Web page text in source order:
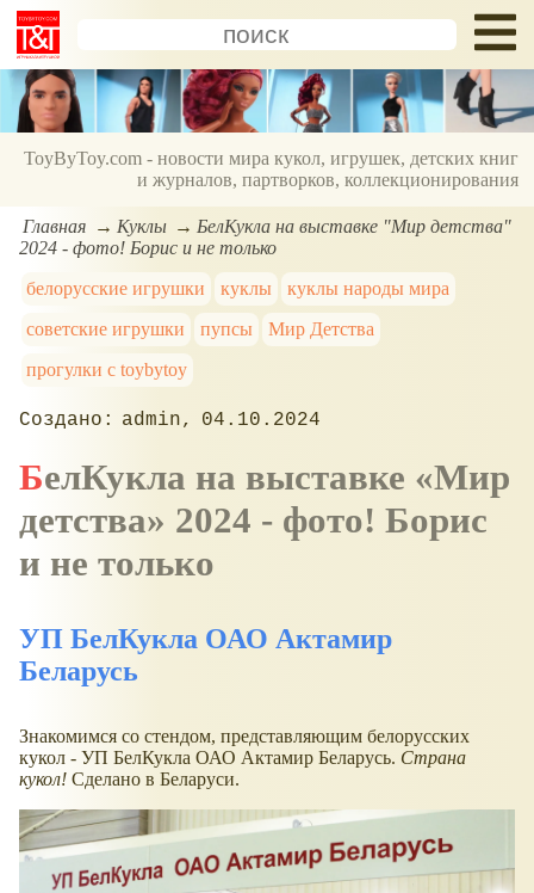
ToyByToy.com - новости мира кукол, игрушек, детских книг
и журналов, партворков, коллекционирования
Главная Куклы
БелКукла на выставке "Мир детства"
2024 - фото! Борис и не только
белорусские игрушки
куклы
куклы народы мира
советские игрушки
пупсы
Мир Детства
прогулки с toybytoy
admin 04.10.2024
БелКукла на выставке
Мир
детства
2024 - фото! Борис
и не только
УП БелКукла ОАО Актамир
Беларусь
Знакомимся со стендом, представляющим белорусских
кукол - УП БелКукла ОАО Актамир Беларусь. Страна
кукол! Сделано в Беларуси.